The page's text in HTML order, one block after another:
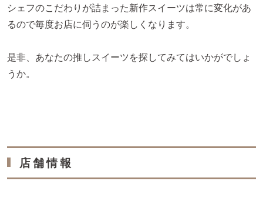
シェフのこだわりが詰まった新作スイーツは常に変化があ
るので毎度お店に伺うのが楽しくなります。
是非、あなたの推しスイーツを探してみてはいかがでしょ
うか。
店舗情報